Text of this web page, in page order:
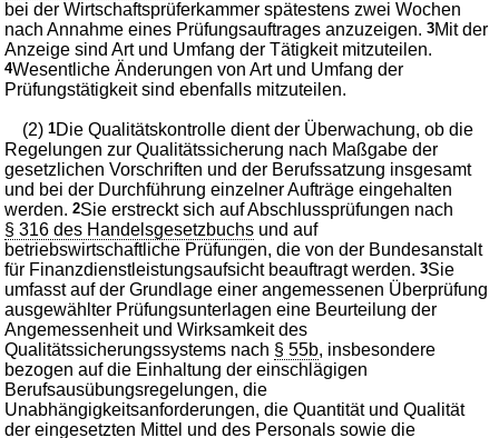
bei der Wirtschaftsprüferkammer spätestens zwei Wochen
nach Annahme eines Prüfungsauftrages anzuzeigen.3Mit der
Anzeige sind Art und Umfang der Tätigkeit mitzuteilen.
4Wesentliche Änderungen von Art und Umfang der
Prüfungstätigkeit sind ebenfalls mitzuteilen.
(2)1Die Qualitätskontrolle dient der Überwachung, ob die
Regelungen zur Qualitätssicherung nach Maßgabe der
gesetzlichen Vorschriften und der Berufssatzung insgesamt
und bei der Durchführung einzelner Aufträge eingehalten
werden.2Sie erstreckt sich auf Abschlussprüfungen nach
§ 316 des Handelsgesetzbuchs und auf
betriebswirtschaftliche Prüfungen, die von der Bundesanstalt
für Finanzdienstleistungsaufsicht beauftragt werden.3Sie
umfasst auf der Grundlage einer angemessenen Überprüfung
ausgewählter Prüfungsunterlagen eine Beurteilung der
Angemessenheit und Wirksamkeit des
Qualitätssicherungssystems nach § 55b, insbesondere
bezogen auf die Einhaltung der einschlägigen
Berufsausübungsregelungen, die
Unabhängigkeitsanforderungen, die Quantität und Qualität
der eingesetzten Mittel und des Personals sowie die